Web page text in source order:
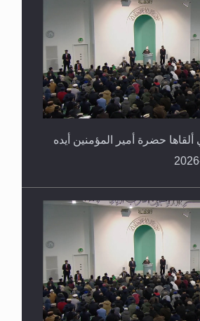
حضرة أمير المؤمنين أيده